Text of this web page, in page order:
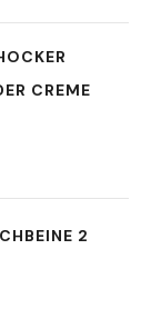
CREME
2